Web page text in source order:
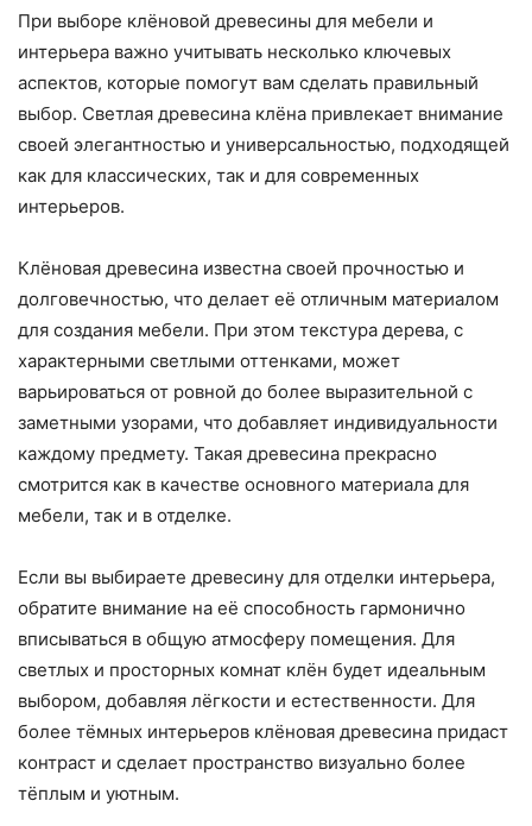
При выборе клёновой древесины для мебели и
интерьера важно учитывать несколько ключевых
аспектов, которые помогут вам сделать правильный
выбор. Светлая древесина клёна привлекает внимание
своей элегантностью и универсальностью, подходящей
как для классических, так и для современных
интерьеров.
Клёновая древесина известна своей прочностью и
долговечностью, что делает её отличным материалом
для создания мебели. При этом текстура дерева, с
характерными светлыми оттенками, может
варьироваться от ровной до более выразительной с
заметными узорами, что добавляет индивидуальности
каждому предмету. Такая древесина прекрасно
смотрится как в качестве основного материала для
мебели, так и в отделке.
Если вы выбираете древесину для отделки интерьера,
обратите внимание на её способность гармонично
вписываться в общую атмосферу помещения. Для
светлых и просторных комнат клён будет идеальным
выбором, добавляя лёгкости и естественности. Для
более тёмных интерьеров клёновая древесина придаст
контраст и сделает пространство визуально более
тёплым и уютным.